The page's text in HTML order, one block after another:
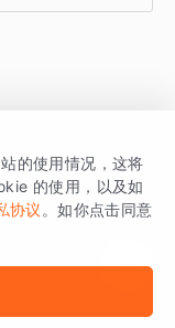
核心平台为 GrowingIO
的使用情况，这将
的使用，以及如
协议 。如你点击同意